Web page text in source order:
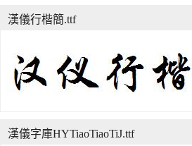
漢儀行楷簡.ttf
漢儀字庫HYTiaoTiaoTiJ.ttf